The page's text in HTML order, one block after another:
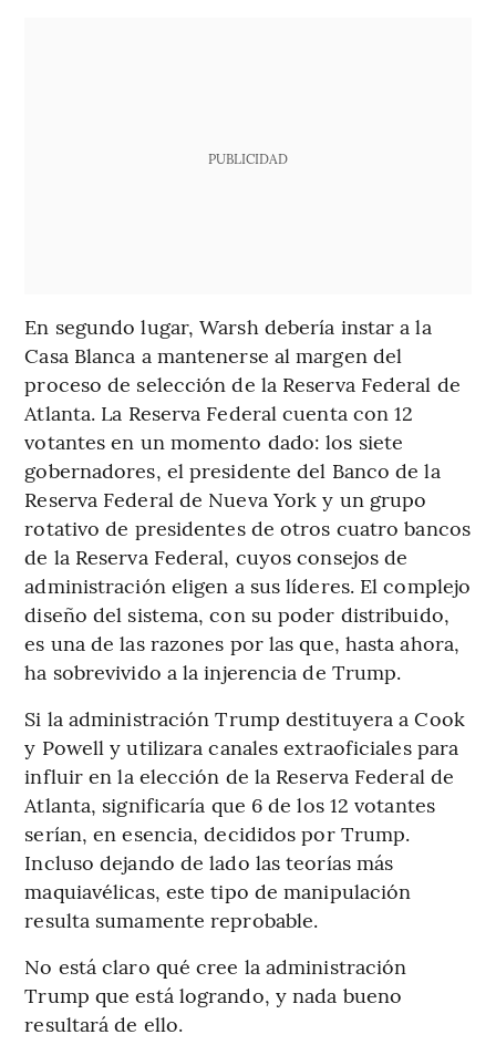
PUBLICIDAD
En segundo lugar, Warsh debería instar a la
Casa Blanca a mantenerse al margen del
proceso de selección de la Reserva Federal de
Atlanta. La Reserva Federal cuenta con 12
votantes en un momento dado: los siete
gobernadores, el presidente del Banco de la
Reserva Federal de Nueva York y un grupo
rotativo de presidentes de otros cuatro bancos
de la Reserva Federal, cuyos consejos de
administración eligen a sus líderes. El complejo
diseño del sistema, con su poder distribuido,
es una de las razones por las que, hasta ahora,
ha sobrevivido a la injerencia de Trump.
Si la administración Trump destituyera a Cook
y Powell y utilizara canales extraoficiales para
influir en la elección de la Reserva Federal de
Atlanta, significaría que 6 de los 12 votantes
serían, en esencia, decididos por Trump.
Incluso dejando de lado las teorías más
maquiavélicas, este tipo de manipulación
resulta sumamente reprobable.
No está claro qué cree la administración
Trump que está logrando, y nada bueno
resultará de ello.